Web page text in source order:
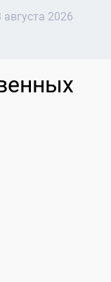
августа 2026